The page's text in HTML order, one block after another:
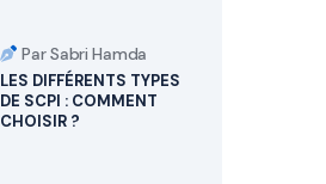
Par Sabri Hamda
LES DIFFÉRENTS TYPES
DE SCPI : COMMENT
CHOISIR ?